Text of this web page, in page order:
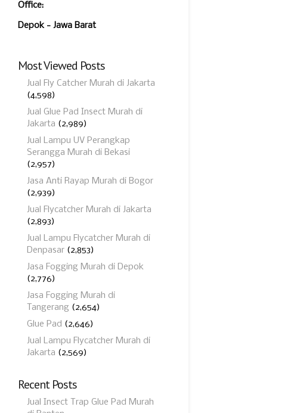
Office:
Depok - Jawa Barat
Most Viewed Posts
Jual Fly Catcher Murah di Jakarta
(4,598)
Jual Glue Pad Insect Murah di
Jakarta (2,989)
Jual Lampu UV Perangkap
Serangga Murah di Bekasi
(2,957)
Jasa Anti Rayap Murah di Bogor
(2,939)
Jual Flycatcher Murah di Jakarta
(2,893)
Jual Lampu Flycatcher Murah di
Denpasar (2,853)
Jasa Fogging Murah di Depok
(2,776)
Jasa Fogging Murah di
Tangerang (2,654)
Glue Pad (2,646)
Jual Lampu Flycatcher Murah di
Jakarta (2,569)
Recent Posts
Jual Insect Trap Glue Pad Murah